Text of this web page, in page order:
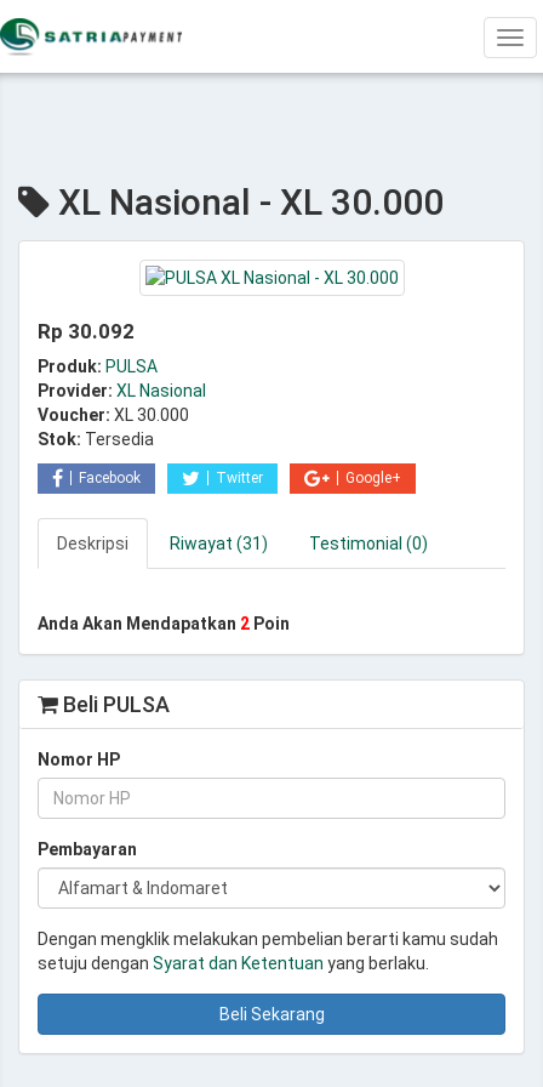
XL Nasional - XL 30.000
Rp 30.092
Produk: PULSA
Provider: XL Nasional
Voucher: XL 30.000
Stok: Tersedia
Facebook Twitter Google+
Deskripsi Riwayat (31) Testimonial (0)
Anda Akan Mendapatkan 2 Poin
Beli PULSA
Nomor HP
Pembayaran
Dengan mengklik melakukan pembelian berarti kamu sudah
setuju dengan Syarat dan Ketentuan yang berlaku.
Beli Sekarang